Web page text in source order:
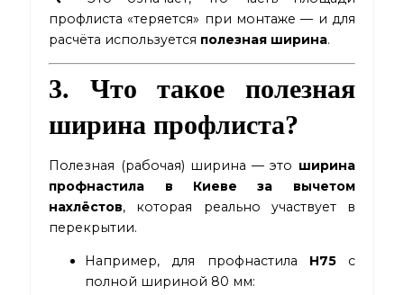
профлиста «теряется» при монтаже — и для
расчёта используется полезная ширина.
3. Что такое полезная
ширина профлиста?
Полезная (рабочая) ширина — это ширина
профнастила в Киеве за вычетом
нахлёстов, которая реально участвует в
перекрытии.
Например, для профнастила Н75с
полной шириной 80 мм: